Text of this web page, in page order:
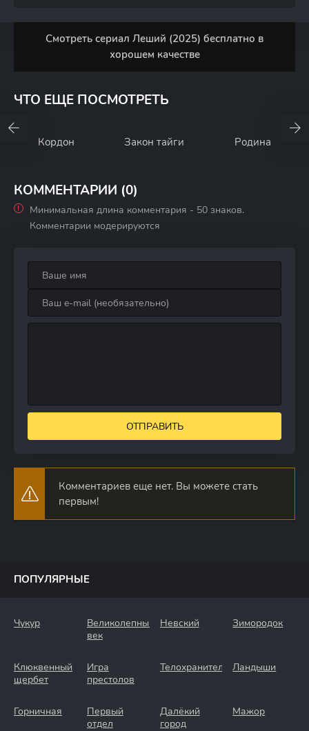
Смотреть сериал Леший (2025) бесплатно в
хорошем качестве
ЧТО ЕЩЕ ПОСМОТРЕТЬ
Кордон Закон тайги Родина
КОММЕНТАРИИ (0)
Минимальная длина комментария - 50 знаков.
Комментарии модерируются
ОТПРАВИТЬ
Комментариев еще нет. Вы можете стать
первым!
ПОПУЛЯРНЫЕ
Чукур
Великолепный
век
Невский Зимородок
Клюквенный
щербет
Игра
престолов
Телохранители Ландыши
Горничная
Первый
отдел
Далёкий
город
Мажор